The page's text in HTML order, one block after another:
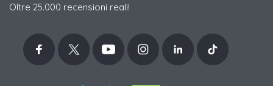
Oltre 25.000 recensioni reali!